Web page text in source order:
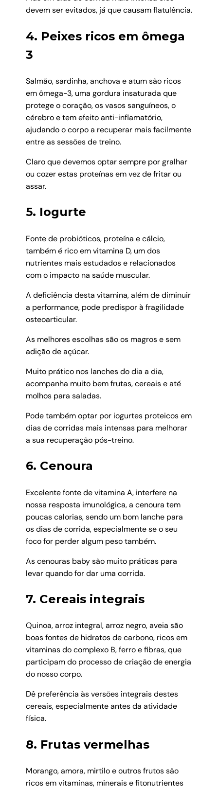
devem ser evitados, já que causam flatulência.
4. Peixes ricos em ômega
3
Salmão, sardinha, anchova e atum são ricos
em ômega-3, uma gordura insaturada que
protege o coração, os vasos sanguíneos, o
cérebro e tem efeito anti-inflamatório,
ajudando o corpo a recuperar mais facilmente
entre as sessões de treino.
Claro que devemos optar sempre por gralhar
ou cozer estas proteínas em vez de fritar ou
assar.
5. Iogurte
Fonte de probióticos, proteína e cálcio,
também é rico em vitamina D, um dos
nutrientes mais estudados e relacionados
com o impacto na saúde muscular.
A deficiência desta vitamina, além de diminuir
a performance, pode predispor à fragilidade
osteoarticular.
As melhores escolhas são os magros e sem
adição de açúcar.
Muito prático nos lanches do dia a dia,
acompanha muito bem frutas, cereais e até
molhos para saladas.
Pode também optar por iogurtes proteicos em
dias de corridas mais intensas para melhorar
a sua recuperação pós-treino.
6. Cenoura
Excelente fonte de vitamina A, interfere na
nossa resposta imunológica, a cenoura tem
poucas calorias, sendo um bom lanche para
os dias de corrida, especialmente se o seu
foco for perder algum peso também.
As cenouras baby são muito práticas para
levar quando for dar uma corrida.
7. Cereais integrais
Quinoa, arroz integral, arroz negro, aveia são
boas fontes de hidratos de carbono, ricos em
vitaminas do complexo B, ferro e fibras, que
participam do processo de criação de energia
do nosso corpo.
Dê preferência às versões integrais destes
cereais, especialmente antes da atividade
física.
8. Frutas vermelhas
Morango, amora, mirtilo e outros frutos são
ricos em vitaminas, minerais e fitonutrientes